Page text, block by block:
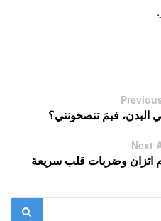
فبمَ تنصحونني؟
Next
اتزان وضربات قلب سريعة